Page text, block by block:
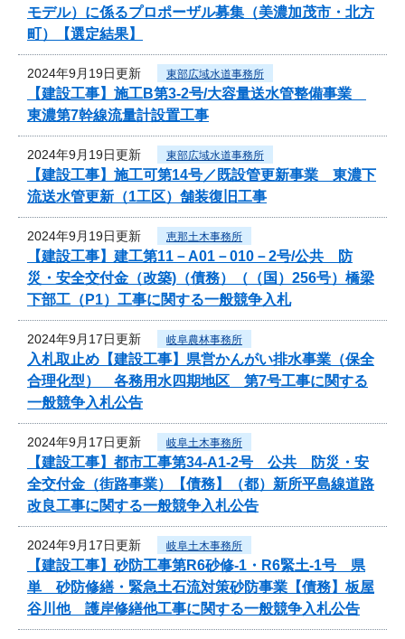
モデル）に係るプロポーザル募集（美濃加茂市・北方
町）【選定結果】
2024年9月19日更新 東部広域水道事務所
【建設工事】施工B第3-2号/大容量送水管整備事業
東濃第7幹線流量計設置工事
2024年9月19日更新 東部広域水道事務所
【建設工事】施工可第14号／既設管更新事業 東濃下
流送水管更新（1工区）舗装復旧工事
2024年9月19日更新 恵那土木事務所
【建設工事】建工第11－A01－010－2号/公共 防
災・安全交付金（改築)（債務）（（国）256号）橋梁
下部工（P1）工事に関する一般競争入札
2024年9月17日更新 岐阜農林事務所
入札取止め【建設工事】県営かんがい排水事業（保全
合理化型） 各務用水四期地区 第7号工事に関する
一般競争入札公告
2024年9月17日更新 岐阜土木事務所
【建設工事】都市工事第34-A1-2号 公共 防災・安
全交付金（街路事業）【債務】（都）新所平島線道路
改良工事に関する一般競争入札公告
2024年9月17日更新 岐阜土木事務所
【建設工事】砂防工事第R6砂修-1・R6緊土-1号 県
単 砂防修繕・緊急土石流対策砂防事業【債務】板屋
谷川他 護岸修繕他工事に関する一般競争入札公告